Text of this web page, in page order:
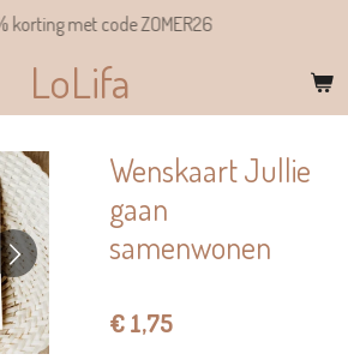
LoLifa
korting met code ZOMER26
Wenskaart Jullie
gaan
samenwonen
€ 1,75